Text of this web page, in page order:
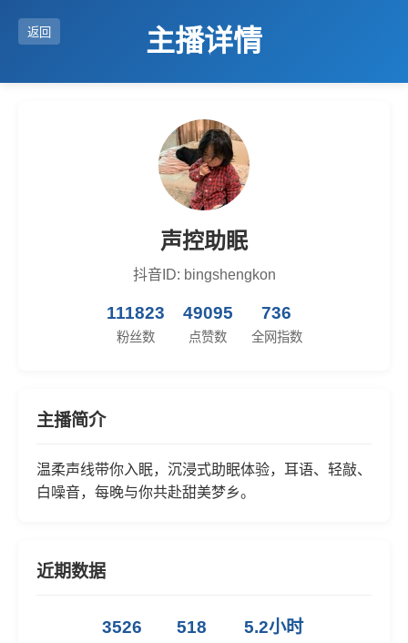
返回 主播详情
声控助眠
抖音ID: bingshengkon
111823
粉丝数
49095
点赞数
736
全网指数
主播简介
温柔声线带你入眠，沉浸式助眠体验，耳语、轻敲、
白噪音，每晚与你共赴甜美梦乡。
近期数据
3526 518 5.2小时